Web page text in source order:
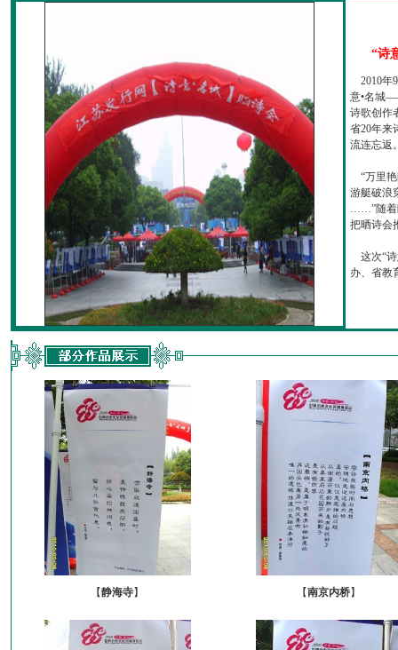
“诗
2010年
意•名城
诗歌创作
省20年来
流连忘返
“万里艳
游艇破浪
……”随着
把晒诗会
这次“诗
办、省教
【静海寺】 【南京内桥】